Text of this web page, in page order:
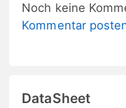
Noch keine
Kommentar
DataSheet